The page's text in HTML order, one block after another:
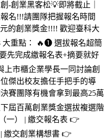
-創業黑客松💡即將截止｜
名!!!請團隊把握報名時間
的創業獎金!!!! 歡迎臺科大
大重點： 🔥❶ 選拔報名超簡
先完成繳報名表+摘要就好
市櫃企業學長一同討論創
傑出校友擔任手把手的導
賽團隊有機會拿到最高25萬
屆百萬創業獎金選拔複選階
一） | 繳交報名表 👉
| 繳交創業構想書 👉